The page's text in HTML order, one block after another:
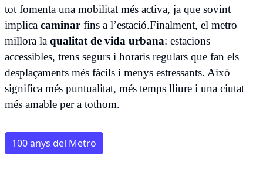
tot fomenta una mobilitat més activa, ja que sovint
implica caminar fins a l’estació.Finalment, el metro
millora la qualitat de vida urbana: estacions
accessibles, trens segurs i horaris regulars que fan els
desplaçaments més fàcils i menys estressants. Això
significa més puntualitat, més temps lliure i una ciutat
més amable per a tothom.
100 anys del Metro